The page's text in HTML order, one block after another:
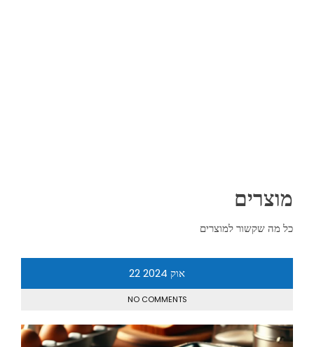
מוצרים
כל מה שקשור למוצרים
אוק 222024
NO COMMENTS